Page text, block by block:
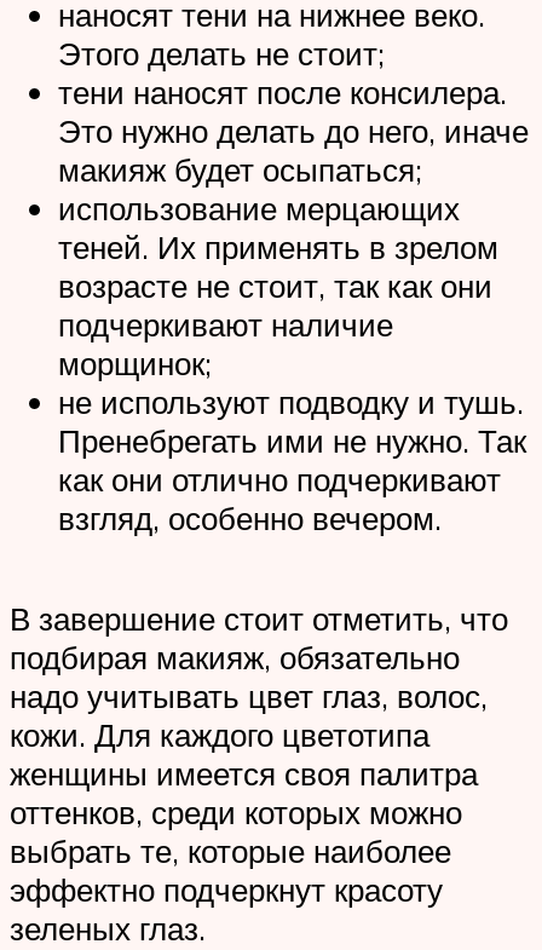
наносят тени на нижнее веко.
Этого делать не стоит;
тени наносят после консилера.
Это нужно делать до него, иначе
макияж будет осыпаться;
использование мерцающих
теней. Их применять в зрелом
возрасте не стоит, так как они
подчеркивают наличие
морщинок;
не используют подводку и тушь.
Пренебрегать ими не нужно. Так
как они отлично подчеркивают
взгляд, особенно вечером.
В завершение стоит отметить, что
подбирая макияж, обязательно
надо учитывать цвет глаз, волос,
кожи. Для каждого цветотипа
женщины имеется своя палитра
оттенков, среди которых можно
выбрать те, которые наиболее
эффектно подчеркнут красоту
зеленых глаз.